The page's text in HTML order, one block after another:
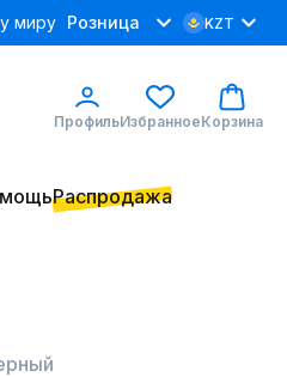
миру Розница KZT
ПрофильИзбранноеКорзина
Распродажа